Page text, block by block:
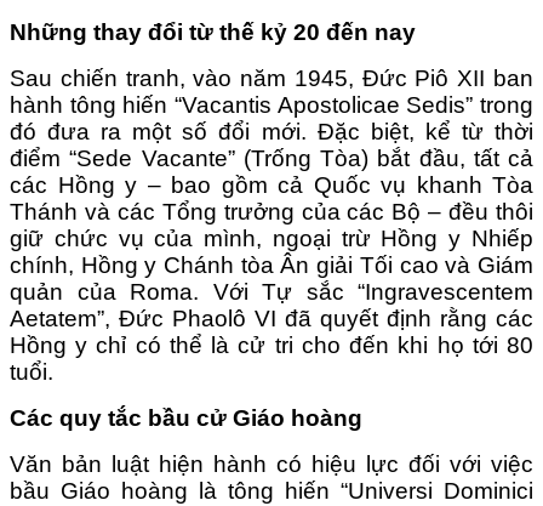
Những thay đổi từ thế kỷ 20 đến nay
Sau chiến tranh, vào năm 1945, Đức Piô XII ban
hành tông hiến “Vacantis Apostolicae Sedis” trong
đó đưa ra một số đổi mới. Đặc biệt, kể từ thời
điểm “Sede Vacante” (Trống Tòa) bắt đầu, tất cả
các Hồng y – bao gồm cả Quốc vụ khanh Tòa
Thánh và các Tổng trưởng của các Bộ – đều thôi
giữ chức vụ của mình, ngoại trừ Hồng y Nhiếp
chính, Hồng y Chánh tòa Ân giải Tối cao và Giám
quản của Roma. Với Tự sắc “Ingravescentem
Aetatem”, Đức Phaolô VI đã quyết định rằng các
Hồng y chỉ có thể là cử tri cho đến khi họ tới 80
tuổi.
Các quy tắc bầu cử Giáo hoàng
Văn bản luật hiện hành có hiệu lực đối với việc
bầu Giáo hoàng là tông hiến “Universi Dominici